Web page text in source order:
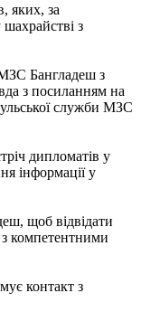
яких, за
з
МЗС Бангладеш з
з посиланням на
служби МЗС
дипломатів у
інформації у
щоб відвідати
з компетентними
контакт з